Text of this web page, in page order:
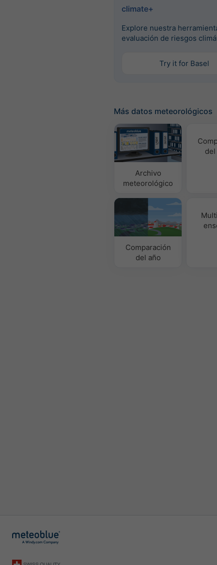
climate+
Explore nuestra
evaluación de riesgos
Try it for Basel
Más datos meteorológicos
Archivo
meteorológico
Comparación
del año